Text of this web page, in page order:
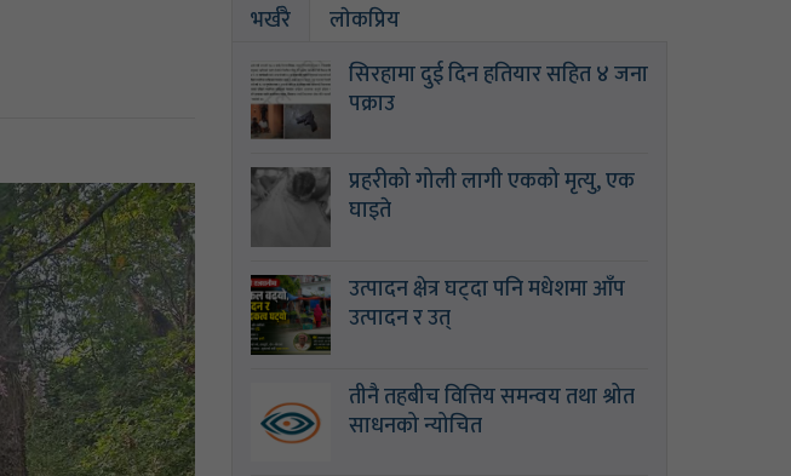
भर्खरै
लाेकप्रिय
सिरहामा दुई दिन हतियार सहित ४ जना
पक्राउ
प्रहरीको गोली लागी एकको मृत्यु, एक
घाइते
उत्पादन क्षेत्र घट्दा पनि मधेशमा आँप
उत्पादन र उत्
तीनै तहबीच वित्तिय समन्वय तथा श्रोत
साधनको न्योचित